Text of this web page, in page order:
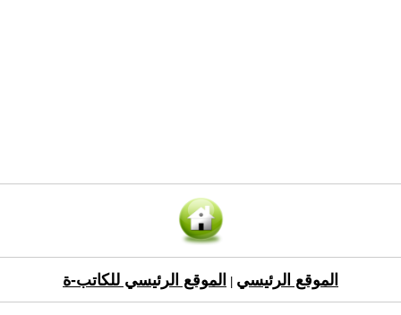
الموقع الرئيسي الموقع الرئيسي للكاتب-ة